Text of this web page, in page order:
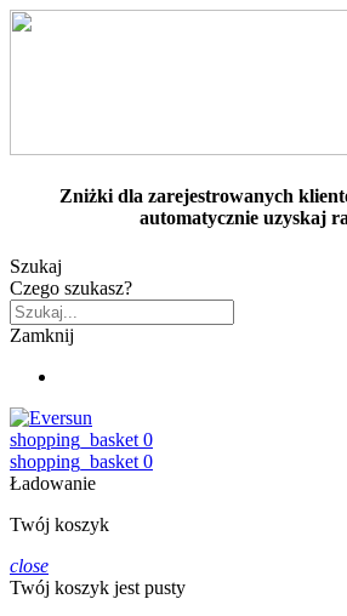
Zniżki dla zarejestrowanych
automatycznie uzyskaj
Szukaj
Czego szukasz?
Zamknij
shopping_basket 0
shopping_basket 0
Ładowanie
Twój koszyk
close
Twój koszyk jest pusty